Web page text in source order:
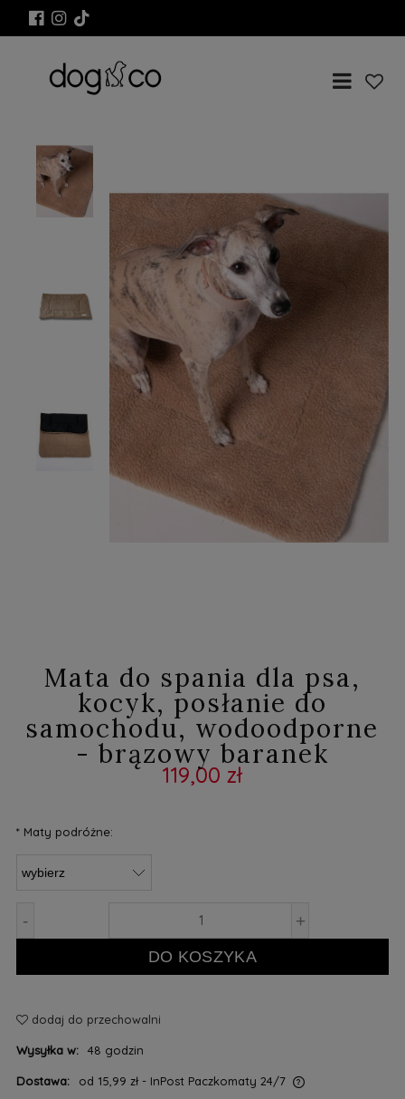
Mata do spania dla psa,
kocyk, posłanie do
samochodu, wodoodporne
- brązowy baranek
119,00 zł
*Maty podróżne:
- +
DO KOSZYKA
dodaj do przechowalni
Wysyłka w: 48 godzin
Dostawa: od 15,99 zł - InPost Paczkomaty 24/7